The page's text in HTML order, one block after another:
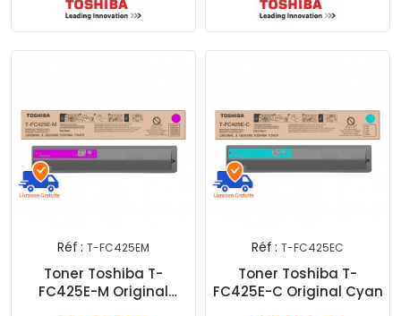
Réf : T-FC425EM
Toner Toshiba T-
FC425E-M Original
Réf : T-FC425EC
Toner Toshiba T-
FC425E-C Original Cyan